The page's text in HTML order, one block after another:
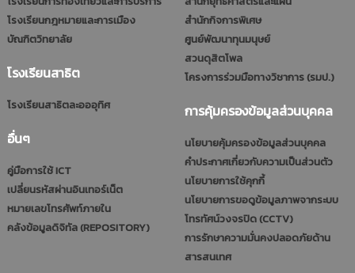
โรงเรียนกฎหมายและการเมือง
บัณฑิตวิทยาลัย
โรงเรียนสาธิต
โรงเรียนสาธิตละอออุทิศ
อื่นๆ
คู่มือการใช้ ICT
เปลี่ยนรหัสผ่านอินเทอร์เน็ต
หมายเลขโทรศัพท์ภายใน
คลังข้อมูลดิจิทัล (REPOSITORY)
สำนักกิจการพิเศษ
ศูนย์พัฒนาทุนมนุษย์
สวนดุสิตโพล
โครงการร่วมมือทางวิชาการ (รมป.)
การคุ้มครองข้อมูลส่วนบุคคล
นโยบายคุ้มครองข้อมูลส่วนบุคคล
คำประกาศเกี่ยวกับความเป็นส่วนตัว
นโยบายการใช้คุกกี้
นโยบายการขอดูข้อมูลภาพจากระบบ
โทรทัศน์วงจรปิด (CCTV)
การรักษาความมั่นคงปลอดภัยด้าน
สารสนเทศ